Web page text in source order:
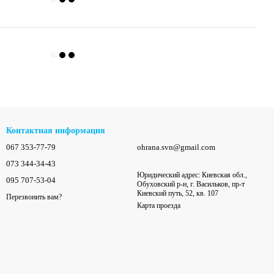
Контактная информация
067 353-77-79
073 344-34-43
095 707-53-04
Перезвонить вам?
ohrana.svn@gmail.com
Юридический адрес: Киевская обл.,
Обуховский р-н, г. Васильков, пр-т
Киевский путь, 52, кв. 107
Карта проезда